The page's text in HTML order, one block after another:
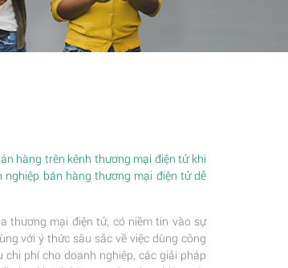
hàng trên kênh thương mại điện tử khi
bán hàng thương mại điện tử dễ
thương mại điện tử, có niềm tin vào sự
với ý thức sâu sắc về việc dùng công
phí cho doanh nghiệp, các giải pháp